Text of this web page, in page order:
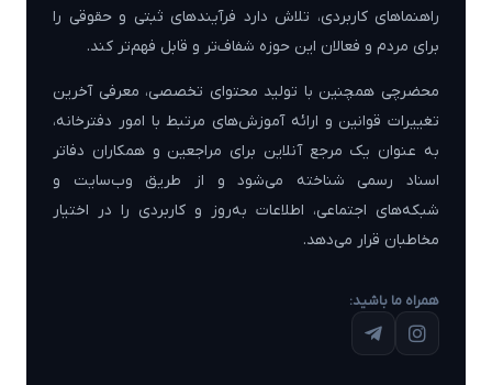
راهنماهای کاربردی، تلاش دارد فرآیندهای ثبتی و حقوقی را
برای مردم و فعالان این حوزه شفاف‌تر و قابل فهم‌تر کند.
محضرچی همچنین با تولید محتوای تخصصی، معرفی آخرین
تغییرات قوانین و ارائه آموزش‌های مرتبط با امور دفترخانه،
به عنوان یک مرجع آنلاین برای مراجعین و همکاران دفاتر
اسناد رسمی شناخته می‌شود و از طریق وب‌سایت و
شبکه‌های اجتماعی، اطلاعات به‌روز و کاربردی را در اختیار
مخاطبان قرار می‌دهد.
همراه ما باشید: